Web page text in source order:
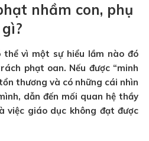
nhầm con, phụ
vì một sự hiểu lầm nào đó
phạt oan. Nếu được “minh
thương và có những cái nhìn
dẫn đến mối quan hệ thầy
việc giáo dục không đạt được